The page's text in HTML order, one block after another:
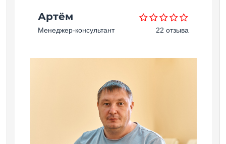
Артём
Менеджер-консультант 22 отзыва